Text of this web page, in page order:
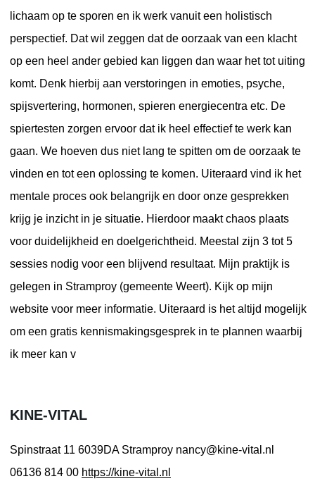
lichaam op te sporen en ik werk vanuit een holistisch
perspectief. Dat wil zeggen dat de oorzaak van een klacht
op een heel ander gebied kan liggen dan waar het tot uiting
komt. Denk hierbij aan verstoringen in emoties, psyche,
spijsvertering, hormonen, spieren energiecentra etc. De
spiertesten zorgen ervoor dat ik heel effectief te werk kan
gaan. We hoeven dus niet lang te spitten om de oorzaak te
vinden en tot een oplossing te komen. Uiteraard vind ik het
mentale proces ook belangrijk en door onze gesprekken
krijg je inzicht in je situatie. Hierdoor maakt chaos plaats
voor duidelijkheid en doelgerichtheid. Meestal zijn 3 tot 5
sessies nodig voor een blijvend resultaat. Mijn praktijk is
gelegen in Stramproy (gemeente Weert). Kijk op mijn
website voor meer informatie. Uiteraard is het altijd mogelijk
om een gratis kennismakingsgesprek in te plannen waarbij
ik meer kan v
KINE-VITAL
Spinstraat 11 6039DA Stramproy nancy@kine-vital.nl
06136 814 00 https://kine-vital.nl